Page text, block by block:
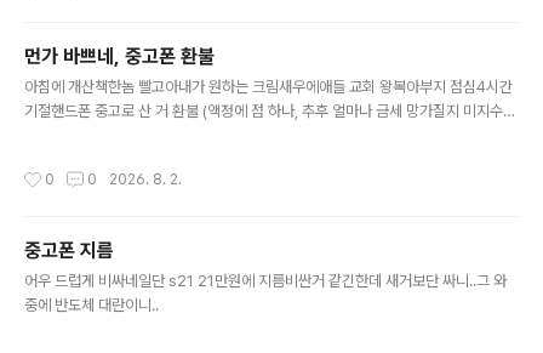
먼가 바쁘네, 중고폰 환불
아침에 개산책한놈 빨고아내가 원하는 크림새우에애들 교회 왕복아부지 점심4시간
기절핸드폰 중고로 산 거 환불 (액정에 점 하나, 추후 얼마나 금세 망가질지 미지수
0 0 2026. 8. 2.
중고폰 지름
어우 드럽게 비싸네일단 s21 21만원에 지름비싼거 같긴한데 새거보단 싸니..그 와
중에 반도체 대란이니..